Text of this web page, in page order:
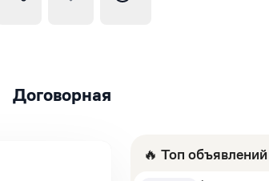
Договорная
🔥 Топ объявлений